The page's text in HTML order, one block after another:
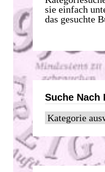
sie einfach
das gesuchte
Suche Nach
Suche
nach
Kategorie